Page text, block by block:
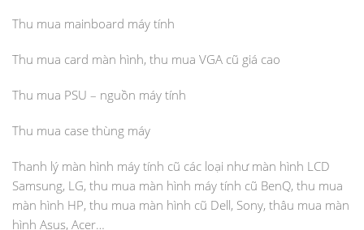
Thu mua mainboard máy tính
Thu mua card màn hình, thu mua VGA cũ giá cao
Thu mua PSU – nguồn máy tính
Thu mua case thùng máy
Thanh lý màn hình máy tính cũ các loại như màn hình LCD
Samsung, LG, thu mua màn hình máy tính cũ BenQ, thu mua
màn hình HP, thu mua màn hình cũ Dell, Sony, thâu mua màn
hình Asus, Acer…